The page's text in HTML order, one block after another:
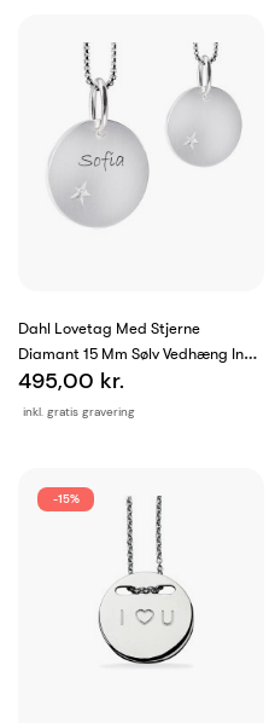
Dahl Lovetag Med Stjerne
Diamant 15 Mm Sølv Vedhæng Inkl.
Kæde
inkl. gratis gravering
495,00 kr.
-15%